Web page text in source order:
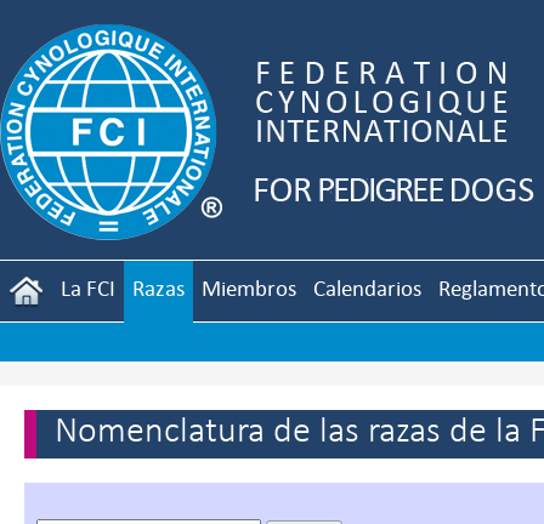
La FCI Razas Miembros Calendarios
Nomenclatura de las razas de la